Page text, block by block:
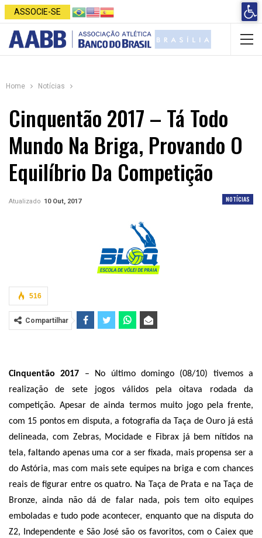
ASSOCIE-SE
Home Notícias
Cinquentão 2017 – Tá Todo
Mundo Na Briga, Provando O
Equilíbrio Da Competição
NOTÍCIAS
Atualizado 10 Out, 2017
516
Compartilhar
Cinquentão 2017 – No último domingo (08/10) tivemos a
realização de sete jogos válidos pela oitava rodada da
competição. Apesar de ainda termos muito jogo pela frente,
com 15 pontos em disputa, a fotografia da Taça de Ouro já está
delineada, com Zebras, Mocidade e Fibrax já bem nítidos na
tela, faltando apenas uma cor a ser fixada, mais propensa ser a
do Astória, mas com mais sete equipes na briga e com chances
reais de figurar entre os quatro. Na Taça de Prata e na Taça de
Bronze, ainda não dá de falar nada, pois tem oito equipes
emboladas e tudo pode acontecer, enquanto que na disputa do
Z2, Independente e São José são os favoritos, com o Caiex que